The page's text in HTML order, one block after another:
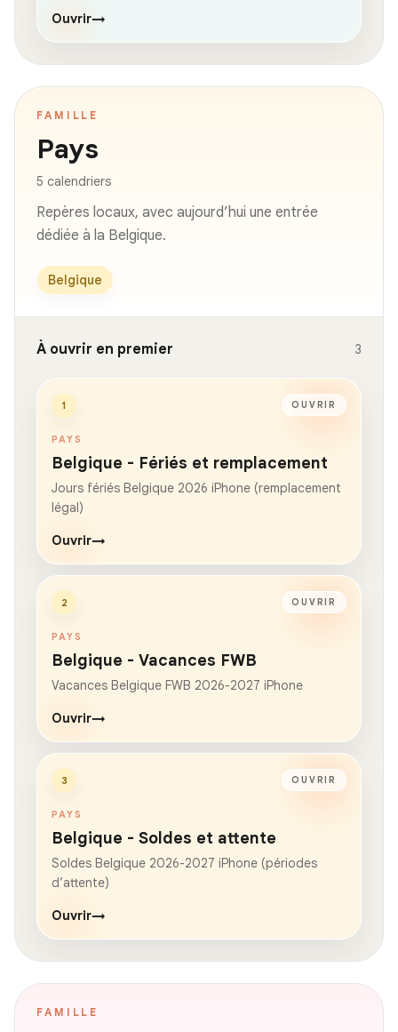
Ouvrir→
FAMILLE
Pays
5 calendriers
Repères locaux, avec aujourd’hui une entrée
dédiée à la Belgique.
Belgique
À ouvrir en premier 3
1 OUVRIR
PAYS
Belgique - Fériés et remplacement
Jours fériés Belgique 2026 iPhone (remplacement
légal)
Ouvrir→
2 OUVRIR
PAYS
Belgique - Vacances FWB
Vacances Belgique FWB 2026-2027 iPhone
Ouvrir→
3 OUVRIR
PAYS
Belgique - Soldes et attente
Soldes Belgique 2026-2027 iPhone (périodes
d’attente)
Ouvrir→
FAMILLE